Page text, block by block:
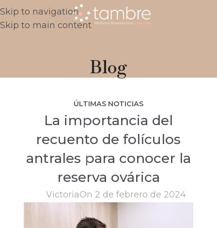
Skip to navigation
Skip to main content
Blog
ÚLTIMAS NOTICIAS
La importancia del
recuento de folículos
antrales para conocer la
reserva ovárica
VictoriaOn 2 de febrero de 2024